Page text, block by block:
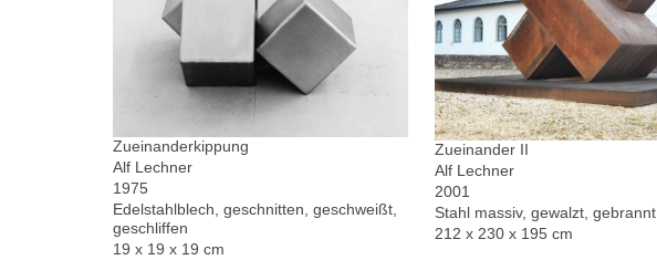
Zueinanderkippung
Alf Lechner
1975
Edelstahlblech, geschnitten, geschweißt,
geschliffen
19 x 19 x 19 cm
Zueinander II
Alf Lechner
2001
Stahl massiv, gewalzt, gebrannt
212 x 230 x 195 cm